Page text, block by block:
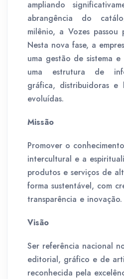
ampliando
abrangência do
milênio, a Vozes passou
Nesta nova fase, a
uma gestão de sistema
uma estrutura de
gráfica, distribuidoras e
evoluídas.
Missão
Promover o
intercultural e a
produtos e serviços de
forma sustentável, com
transparência e inovação.
Visão
Ser referência nacional
editorial, gráfico e de
reconhecida pela